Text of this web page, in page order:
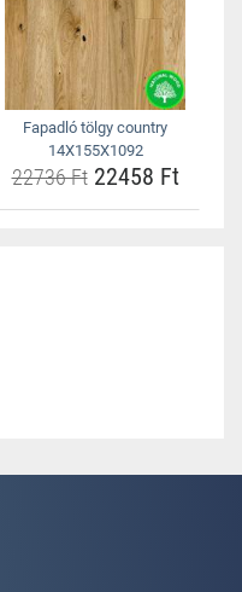
Fapadló tölgy country
14X155X1092
22736 Ft22458 Ft